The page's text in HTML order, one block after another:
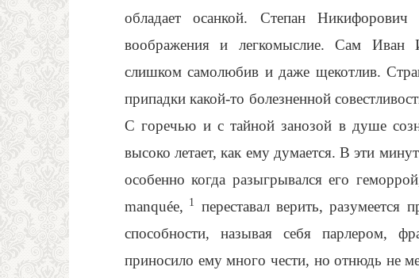
обладает осанкой. Степан
воображения и легкомыслие. Сам Иван
слишком самолюбив и даже щекотлив.
припадки какой-то болезненной
С горечью и с тайной занозой в душе
высоко летает, как ему думается. В эти
особенно когда разыгрывался его
manquée, 1
переставал верить, разумеется
способности, называя себя парлером,
приносило ему много чести, но отнюдь не